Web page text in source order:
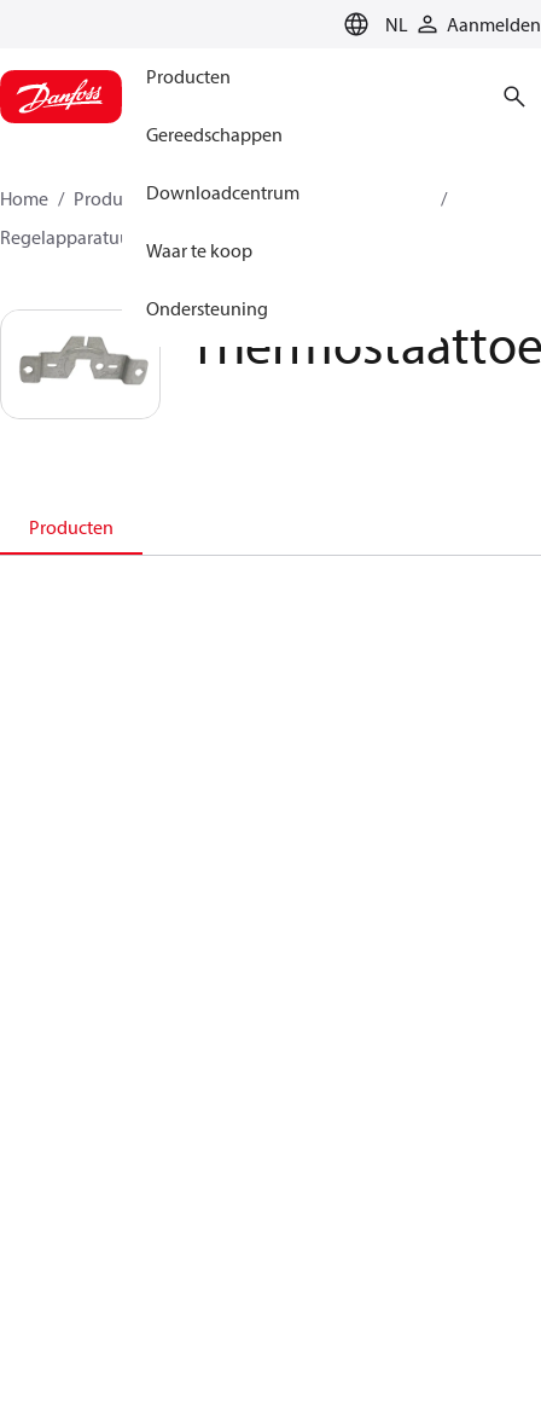
NL Aanmelden
Producten
Gereedschappen
Downloadcentrum
Waar te koop
Ondersteuning
Home Producten
Climate Solutions voor cooling
Regelapparatuur
Producten